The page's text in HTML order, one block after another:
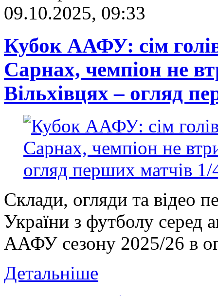
09.10.2025, 09:33
Кубок ААФУ: сім
Сарнах, чемпіон не
Вільхівцях – огляд
Склади, огляди та відео
України з футболу серед
ААФУ сезону 2025/26 в
Детальніше